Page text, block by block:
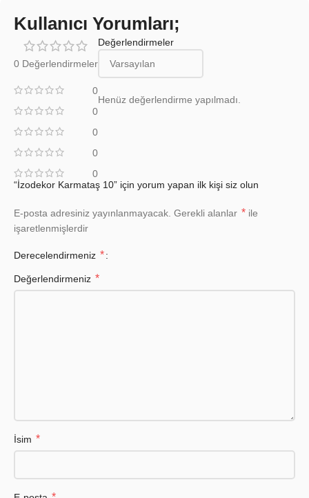
Kullanıcı Yorumları;
0 Değerlendirmeler
0
0
0
0
0
Değerlendirmeler
Henüz değerlendirme yapılmadı.
“İzodekor Karmataş 10” için yorum yapan ilk kişi siz olun
E-posta adresiniz yayınlanmayacak. Gerekli alanlar * ile
işaretlenmişlerdir
Derecelendirmeniz *
Değerlendirmeniz *
İsim *